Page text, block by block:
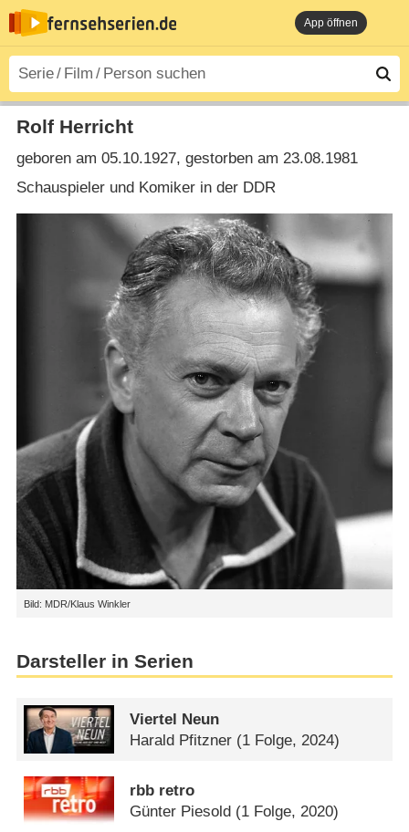
App öffnen
Bild: MDR/Klaus Winkler
Rolf Herricht
geboren am 05.10.1927, gestorben am 23.08.1981
Schauspieler und Komiker in der DDR
Darsteller in Serien
Viertel Neun
Harald Pfitzner (1 Folge, 2024)
rbb retro
Günter Piesold (1 Folge, 2020)